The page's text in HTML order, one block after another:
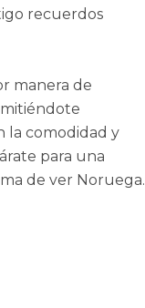
recuerdos
manera de
la comodidad y
para una
de ver Noruega.